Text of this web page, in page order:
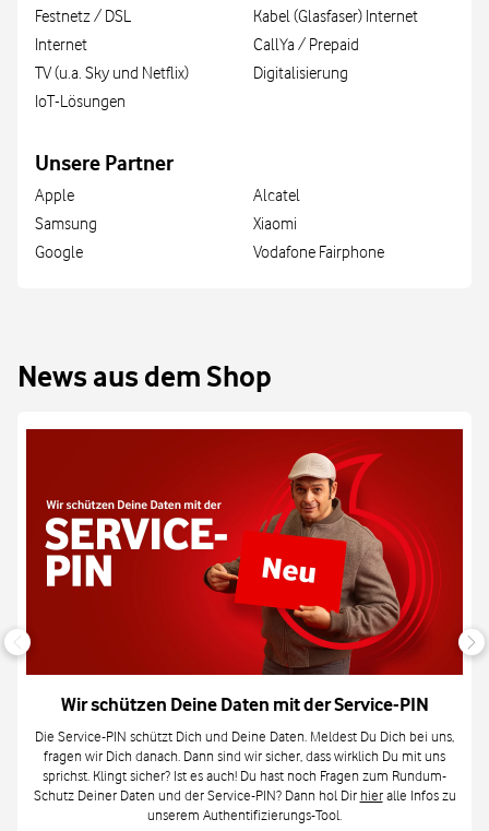
Festnetz / DSL
Internet
TV (u.a. Sky und Netflix)
IoT-Lösungen
Kabel (Glasfaser) Internet
CallYa / Prepaid
Digitalisierung
Unsere Partner
Apple
Samsung
Google
Alcatel
Xiaomi
Vodafone Fairphone
News aus dem Shop
Wir schützen Deine Daten mit der Service-PIN
Die Service-PIN schützt Dich und Deine Daten. Meldest Du Dich bei uns,
fragen wir Dich danach. Dann sind wir sicher, dass wirklich Du mit uns
sprichst. Klingt sicher? Ist es auch! Du hast noch Fragen zum Rundum-
Schutz Deiner Daten und der Service-PIN? Dann hol Dir hieralle Infos zu
unserem Authentifizierungs-Tool.